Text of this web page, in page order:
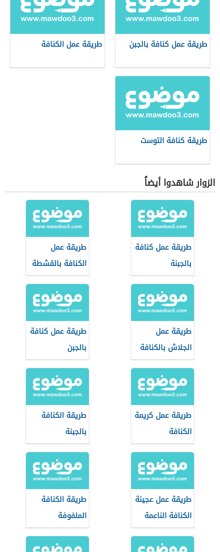
طريقة عمل كنافة بالجبن طريقة عمل الكنافة
طريقة كنافة التوست
الزوار شاهدوا أيضاً
طريقة عمل كنافة
بالجبنة
طريقة عمل
الكنافة بالقشطة
طريقة عمل
الجلاش بالكنافة
طريقة عمل كنافة
بالجبن
طريقة عمل كريمة
الكنافة
طريقة الكنافة
بالجبنة
طريقة عمل عجينة
الكنافة الناعمة
طريقة الكنافة
الملفوفة